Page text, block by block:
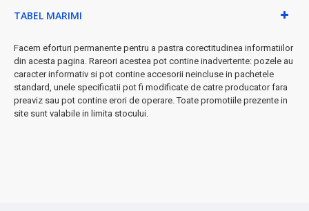
Aspectuosi, confortabili si rezistenti la purtare.
TABEL MARIMI
Facem eforturi permanente pentru a pastra corectitudinea informatiilor
din acesta pagina. Rareori acestea pot contine inadvertente: pozele au
caracter informativ si pot contine accesorii neincluse in pachetele
standard, unele specificatii pot fi modificate de catre producator fara
preaviz sau pot contine erori de operare. Toate promotiile prezente in
site sunt valabile in limita stocului.